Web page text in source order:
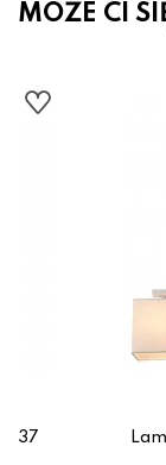
MOŻE CI